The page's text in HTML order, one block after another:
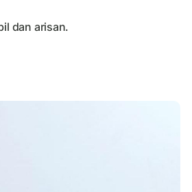
dan arisan.